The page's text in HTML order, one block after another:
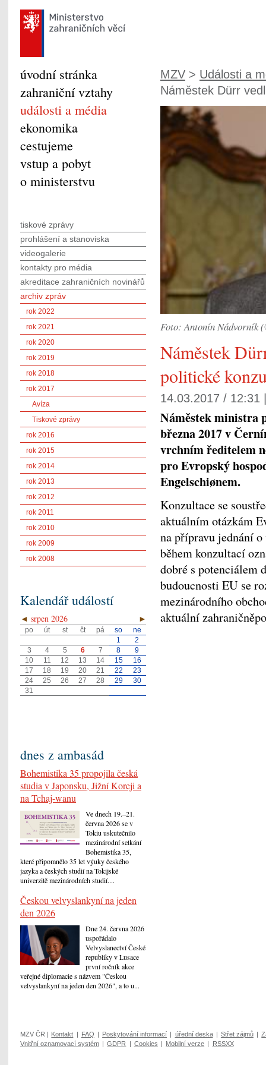
MZV > Události a
Náměstek Dürr
Foto: Antonín Nádvorník
Náměstek
politické
14.03.2017 / 12:31
Náměstek ministra
března 2017 v
vrchním ředitelem
pro Evropský
Engelschiønem.
Konzultace se
aktuálním otázkám
na přípravu jednání
během konzultací
dobré s potenciálem
budoucnosti EU se
mezinárodního
aktuální
úvodní stránka
zahraniční vztahy
události a média
ekonomika
cestujeme
vstup a pobyt
o ministerstvu
tiskové zprávy
prohlášení a stanoviska
videogalerie
kontakty pro média
akreditace zahraničních novinářů
archiv zpráv
rok 2022
rok 2021
rok 2020
rok 2019
rok 2018
rok 2017
Avíza
Tiskové zprávy
rok 2016
rok 2015
rok 2014
rok 2013
rok 2012
rok 2011
rok 2010
rok 2009
rok 2008
Kalendář událostí
◄ ►
srpen 2026
po út st čt pá so
ne
1
2
3
4 5 6 7 8
9
10
11 12 13 14 15
16
17
18 19 20 21 22
23
24
25 26 27 28 29
30
31
dnes z ambasád
Bohemistika 35 propojila česká
studia v Japonsku, Jižní Koreji a
na Tchaj-wanu
Ve dnech 19.–21.
června 2026 se v
Tokiu uskutečnilo
mezinárodní setkání
Bohemistika 35,
které připomnělo 35 let výuky českého
jazyka a českých studií na Tokijské
univerzitě mezinárodních studií....
Českou velvyslankyní na jeden
den 2026
Dne 24. června 2026
uspořádalo
Velvyslanectví České
republiky v Lusace
první ročník akce
veřejné diplomacie s názvem "Českou
velvyslankyní na jeden den 2026", a to u...
MZV ČR | Kontakt | FAQ | Poskytování informací | úřední deska | Střet zájmů |
Vnitřní oznamovací systém | GDPR | Cookies | Mobilní verze | RSSXX